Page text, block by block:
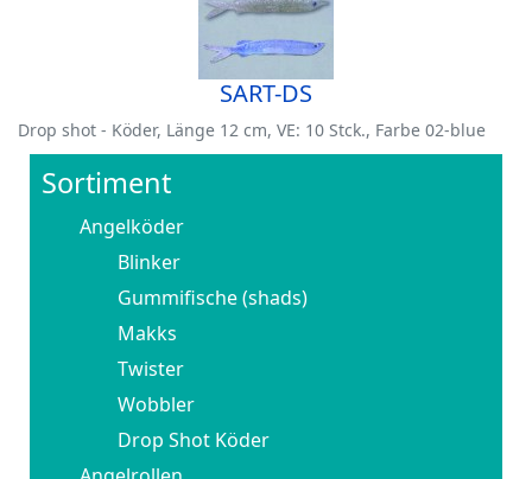
SART-DS
Drop shot - Köder, Länge 12 cm, VE: 10 Stck., Farbe 02-blue
Sortiment
Angelköder
Blinker
Gummifische (shads)
Makks
Twister
Wobbler
Drop Shot Köder